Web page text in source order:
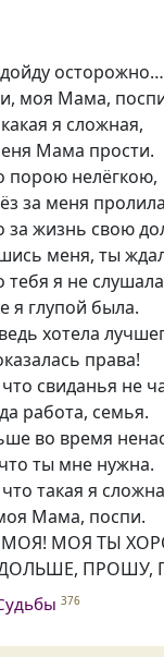
осторожно…
моя Мама,
я сложная,
Мама прости.
порою нелёгкою,
за меня
за жизнь свою
меня, ты
тебя я не
я глупой была.
хотела
права!
свиданья не
работа, семья.
во время
ты мне нужна.
такая я
Мама, поспи.
МОЯ! МОЯ ТЫ
ПРОШУ,
376